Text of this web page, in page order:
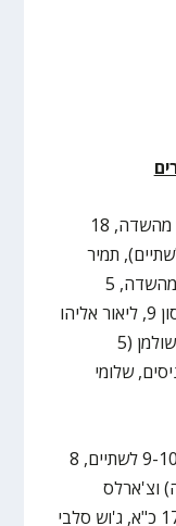
איתי שגב 20 (9-12 מהשדה, 18
כרם משעור 15 (7-7 לשתיים), תמיר
בלאט 14 (4-8 לשלוש), גל מקל (5-5 מהשדה, 5
אסיסטים) ובר טימור 10 כ"א, שון דאוסון 9, ליאור אליהו
8 (6 אסיסטים), דניאל קופרברג ואייל שולמן (5
4, אפיק ניסים, שלומי
אמארה סטודמאייר 18 (9-10 לשתיים, 8
(8-10 מהשדה) וצ'ארלס
תומאס (7-10 מהשדה, 8 ריבאונדים) 17 כ"א, ג'וש סלבי